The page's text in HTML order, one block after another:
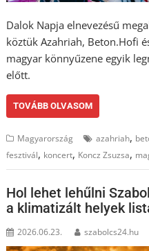
Dalok Napja elnevezésű
köztük Azahriah, Beton.Hofi
magyar könnyűzene egyik
előtt.
TOVÁBB OLVASOM
Magyarország azahriah,
fesztivál, koncert, Koncz Zsuzsa,
Hol lehet lehűlni
a klimatizált helyek
2026.06.23. szabolcs24.hu